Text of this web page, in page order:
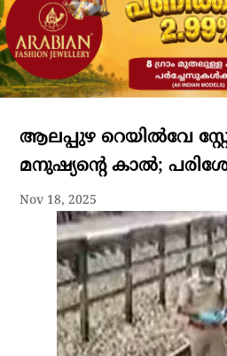
ആലപ്പുഴ റെയിൽവേ
മനുഷ്യന്റെ കാൽ;
Nov 18, 2025